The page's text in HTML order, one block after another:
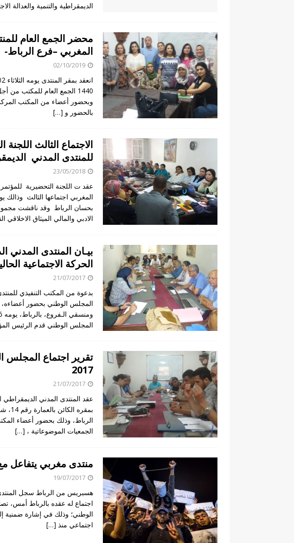
الديمقراطية والتنمية والعدالة
محضر الجمع العام
المغربي –فرع الرباط-
02/10/2019
1440 الجمع العام للمكتب من
وبحضور أعضاء من المكتب
بالحضور و […]
الاجتماع الثالث
للمنتدى المدني
23/05/2018
عقد ت اللجنة التحضيرية
بحسان الرباط وقد ناقشت مجموعة
الادبي والمالي الميثاق الاخلاقي
بيـان المنتدى
الحركة الاجتماعية
21/07/2017
بدعوة من المكتب التنفيذي
المجلس الوطني بحضور أعضاءه،
المجلس الوطني قدم الرئيس
2017
21/07/2017
الرباط، وذلك بحضور أعضاء
الجمعيات الموضوعاتية ، […]
منتدى مغربي يتفاعل
19/07/2017
هسبريس من الرباط سجل
اجتماع له عقده بالرباط أمس،
الوطني؛ وذلك في إشارة
اجتماعي منذ […]